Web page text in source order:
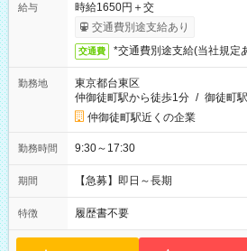
給与
時給1650円＋交
交通費別途支給あり
交通費 *交通費別途支給(当社規定
勤務地
東京都台東区
仲御徒町駅から徒歩1分 / 御徒町
仲御徒町駅近くの企業
勤務時間 9:30～17:30
期間 【急募】即日～長期
特徴 履歴書不要